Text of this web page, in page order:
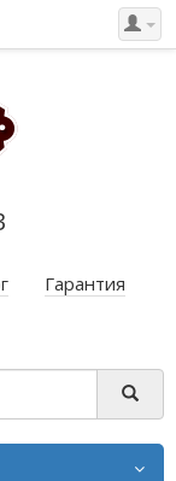
Гарантия